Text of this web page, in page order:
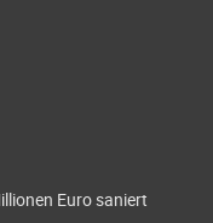
Euro saniert